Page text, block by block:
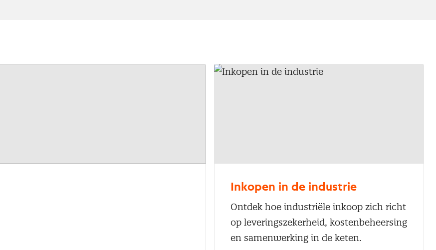
Inkopen in de industrie
Ontdek hoe industriële inkoop zich richt
op leveringszekerheid, kostenbeheersing
en samenwerking in de keten.